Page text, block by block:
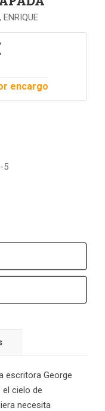
ENRIQUE
encargo
5
escritora George
el cielo de
necesita